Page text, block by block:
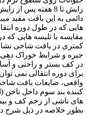
زایش تا 8 هفته
دائمی به این بافت مفید
هایی که در طول دوره
مقایسه با تلیسه هایی که
کمتری در بافت شاخی
جیره و شرایط خوراک دهی
در کف بستر و راحتی و
برای دوره انتقالی نمی
واقعی، ضایعات بافت
کننده بند سوم داخل
های ناشی از زخم کف و
بطور خلاصه در ذیل شرح